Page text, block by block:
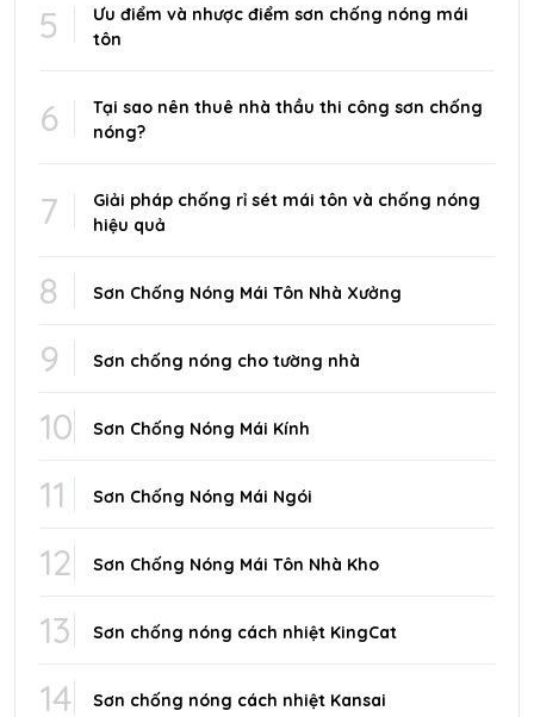
5
Ưu điểm và nhược điểm sơn chống nóng mái
tôn
6
Tại sao nên thuê nhà thầu thi công sơn chống
nóng?
7
Giải pháp chống rỉ sét mái tôn và chống nóng
hiệu quả
8 Sơn Chống Nóng Mái Tôn Nhà Xưởng
9 Sơn chống nóng cho tường nhà
10 Sơn Chống Nóng Mái Kính
11 Sơn Chống Nóng Mái Ngói
12 Sơn Chống Nóng Mái Tôn Nhà Kho
13 Sơn chống nóng cách nhiệt KingCat
14 Sơn chống nóng cách nhiệt Kansai